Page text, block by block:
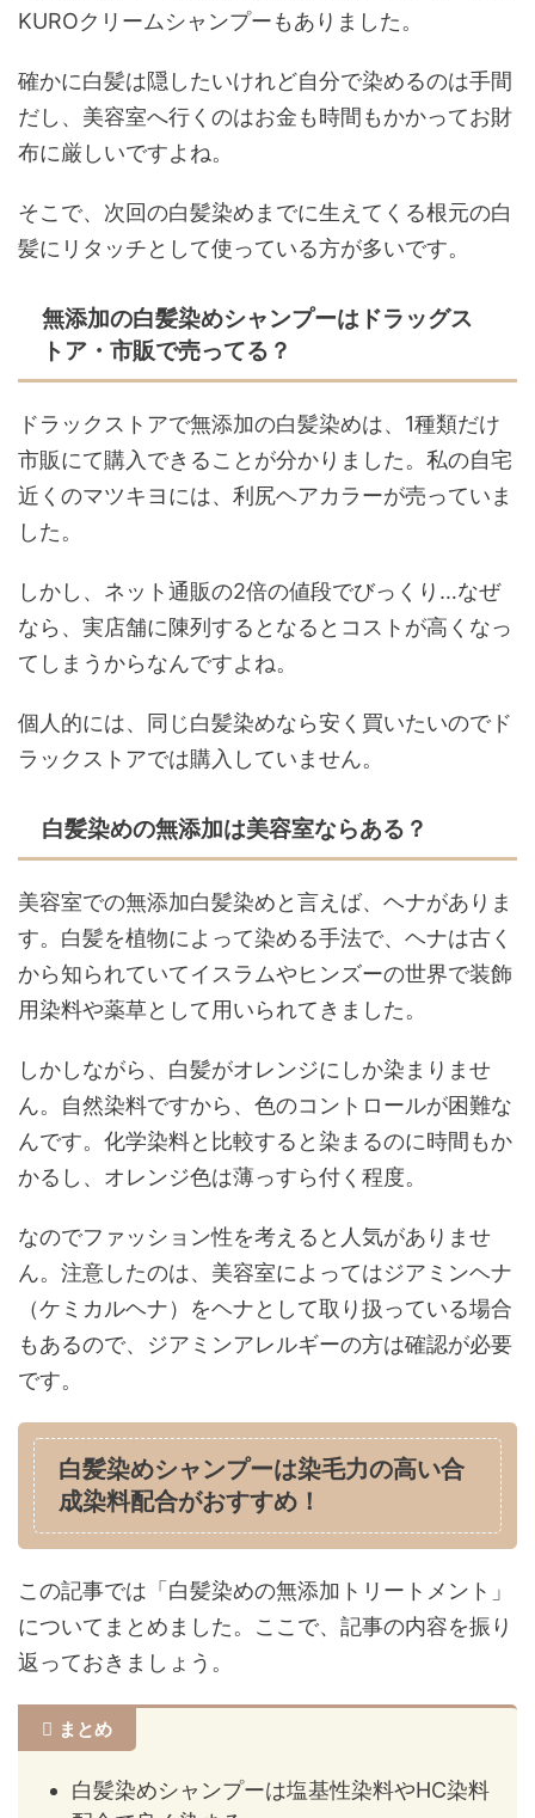
KUROクリームシャンプーもありました。
確かに白髪は隠したいけれど自分で染めるのは手間
だし、美容室へ行くのはお金も時間もかかってお財
布に厳しいですよね。
そこで、次回の白髪染めまでに生えてくる根元の白
髪にリタッチとして使っている方が多いです。
無添加の白髪染めシャンプーはドラッグス
トア・市販で売ってる？
ドラックストアで無添加の白髪染めは、1種類だけ
市販にて購入できることが分かりました。私の自宅
近くのマツキヨには、利尻ヘアカラーが売っていま
した。
しかし、ネット通販の2倍の値段でびっくり…なぜ
なら、実店舗に陳列するとなるとコストが高くなっ
てしまうからなんですよね。
個人的には、同じ白髪染めなら安く買いたいのでド
ラックストアでは購入していません。
白髪染めの無添加は美容室ならある？
美容室での無添加白髪染めと言えば、ヘナがありま
す。白髪を植物によって染める手法で、ヘナは古く
から知られていてイスラムやヒンズーの世界で装飾
用染料や薬草として用いられてきました。
しかしながら、白髪がオレンジにしか染まりませ
ん。自然染料ですから、色のコントロールが困難な
んです。化学染料と比較すると染まるのに時間もか
かるし、オレンジ色は薄っすら付く程度。
なのでファッション性を考えると人気がありませ
ん。注意したのは、美容室によってはジアミンヘナ
（ケミカルヘナ）をヘナとして取り扱っている場合
もあるので、ジアミンアレルギーの方は確認が必要
です。
白髪染めシャンプーは染毛力の高い合
成染料配合がおすすめ！
この記事では「白髪染めの無添加トリートメント」
についてまとめました。ここで、記事の内容を振り
返っておきましょう。
まとめ
白髪染めシャンプーは塩基性染料やHC染料